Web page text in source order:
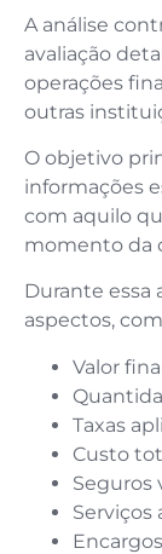
A análise
avaliação
operações
outras
O objetivo
informações
com aquilo
momento da
Durante essa
aspectos,
Valor
Taxas
Custo
Seguros
Serviços